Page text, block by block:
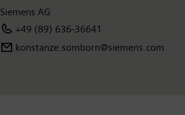
Siemens AG
+49 (89) 636-36641
konstanze.somborn@siemens.com